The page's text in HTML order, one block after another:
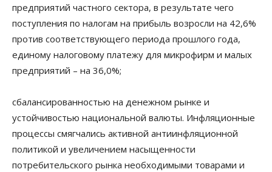
предприятий частного сектора, в результате чего
поступления по налогам на прибыль возросли на 42,6%
против соответствующего периода прошлого года,
единому налоговому платежу для микрофирм и малых
предприятий – на 36,0%;
сбалансированностью на денежном рынке и
устойчивостью национальной валюты. Инфляционные
процессы смягчались активной антиинфляционной
политикой и увеличением насыщенности
потребительского рынка необходимыми товарами и